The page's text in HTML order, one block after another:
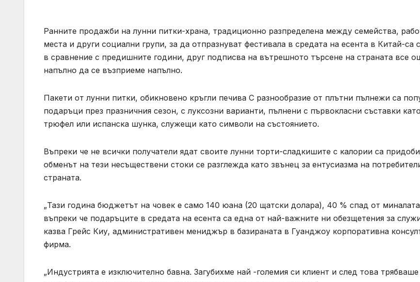
Ранните продажби на лунни питки-храна, традиционно разпределена между семейства,
места и други социални групи, за да отпразнуват фестивала в средата на есента в Китай-са
в сравнение с предишните години, друг подписва на вътрешното търсене на страната все
напълно да се възприеме напълно.
Пакети от лунни питки, обикновено кръгли печива С разнообразие от плътни пълнежи са
подаръци през празничния сезон, с луксозни варианти, пълнени с първокласни съставки
трюфел или испанска шунка, служещи като символи на състоянието.
Въпреки че не всички получатели ядат своите лунни торти-сладкишите с калории са
обменът на тези несъществени стоки се разглежда като звънец за ентусиазма на
страната.
„Тази година бюджетът на човек е само 140 юана (20 щатски долара), 40 % спад от
въпреки че подаръците в средата на есента са една от най-важните ни обезщетения за
казва Грейс Киу, административен мениджър в базираната в Гуанджоу корпоративна
фирма.
„Индустрията е изключително бавна. Загубихме най -големия си клиент и след това